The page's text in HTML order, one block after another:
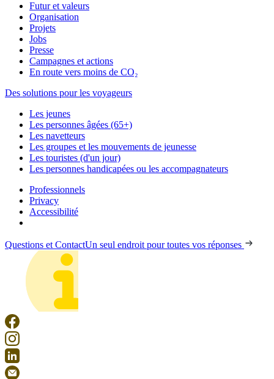
Futur et valeurs
Organisation
Projets
Jobs
Presse
Campagnes et actions
En route vers moins de CO₂
Des solutions pour les voyageurs
Les jeunes
Les personnes âgées (65+)
Les navetteurs
Les groupes et les mouvements de jeunesse
Les touristes (d'un jour)
Les personnes handicapées ou les accompagnateurs
Professionnels
Privacy
Accessibilité
Questions et ContactUn seul endroit pour toutes vos réponses